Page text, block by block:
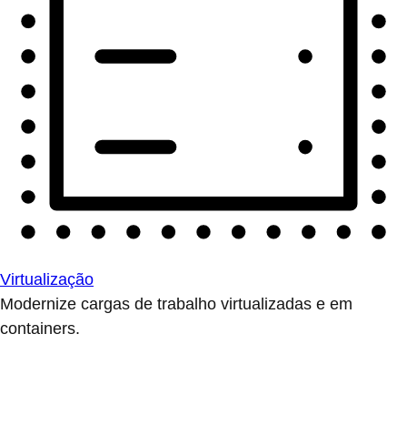
Virtualização
Modernize cargas de trabalho virtualizadas e em
containers.